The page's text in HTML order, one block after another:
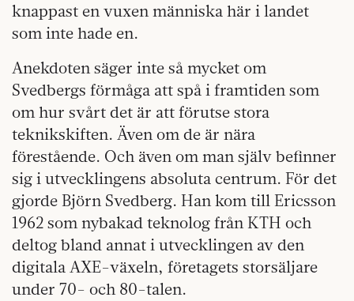
knappast en vuxen människa här i landet
som inte hade en.
Anekdoten säger inte så mycket om
Svedbergs förmåga att spå i framtiden som
om hur svårt det är att förutse stora
teknikskiften. Även om de är nära
förestående. Och även om man själv befinner
sig i utvecklingens absoluta centrum. För det
gjorde Björn Svedberg. Han kom till Ericsson
1962 som nybakad teknolog från KTH och
deltog bland annat i utvecklingen av den
digitala AXE-växeln, företagets storsäljare
under 70- och 80-talen.